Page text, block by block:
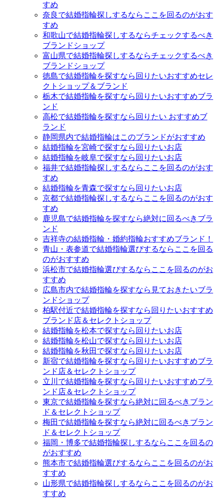
すめ
奈良で結婚指輪探しするならここを回るのがおす
すめ
和歌山で結婚指輪探しするならチェックするべき
ブランドショップ
富山県で結婚指輪探しするならチェックするべき
ブランドショップ
徳島で結婚指輪を探すなら回りたいおすすめセレ
クトショップ＆ブランド
栃木で結婚指輪を探すなら回りたいおすすめブラ
ンド
高松で結婚指輪を探すなら回りたい おすすめブ
ランド
静岡県内で結婚指輪はこのブランドがおすすめ
結婚指輪を宮崎で探すなら回りたいお店
結婚指輪を岐阜で探すなら回りたいお店
福井で結婚指輪探しするならここを回るのがおす
すめ
結婚指輪を青森で探すなら回りたいお店
京都で結婚指輪探しするならここを回るのがおす
すめ
鹿児島で結婚指輪を探すなら絶対に回るべきブラ
ンド
吉祥寺の結婚指輪・婚約指輪おすすめブランド！
青山・表参道で結婚指輪選びするならここを回る
のがおすすめ
浜松市で結婚指輪選びするならここを回るのがお
すすめ
広島市内で結婚指輪を探すなら見ておきたいブラ
ンドショップ
柏駅付近で結婚指輪を探すなら回りたいおすすめ
ブランド店＆セレクトショップ
結婚指輪を松本で探すなら回りたいお店
結婚指輪を松山で探すなら回りたいお店
結婚指輪を秋田で探すなら回りたいお店
新宿で結婚指輪を探すなら回りたいおすすめブラ
ンド店＆セレクトショップ
立川で結婚指輪を探すなら回りたいおすすめブラ
ンド店＆セレクトショップ
東京で結婚指輪を探すなら絶対に回るべきブラン
ド＆セレクトショップ
梅田で結婚指輪を探すなら絶対に回るべきブラン
ド＆セレクトショップ
福岡・博多で結婚指輪探しするならここを回るの
がおすすめ
熊本市で結婚指輪選びするならここを回るのがお
すすめ
山形県で結婚指輪探しするならここを回るのがお
すすめ